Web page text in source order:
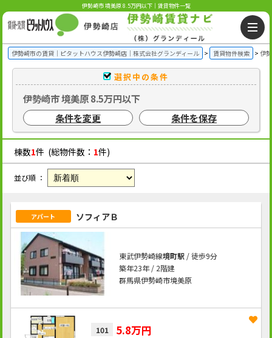
伊勢崎市 境美原 8.5万円以下｜賃貸物件一覧
伊勢崎市の賃貸｜ピタットハウス伊勢崎店｜株式会社グランディール 賃貸物件検索 伊
選択中の条件
伊勢崎市 境美原 8.5万円以下
条件を変更
条件を保存
棟数1件 (総物件数： 1件)
並び順 ：
アパート ソフィアＢ
東武伊勢崎線境町駅/ 徒歩9分
築年23年 / 2階建
群馬県伊勢崎市境美原
101 5.8万円